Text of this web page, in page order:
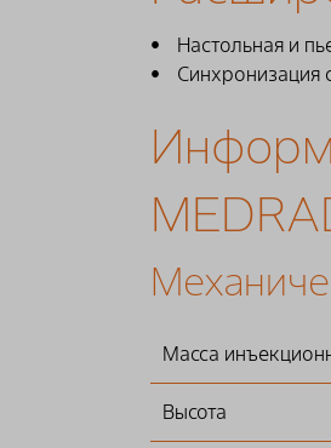
Настольная и
Синхронизация
Масса
Высота